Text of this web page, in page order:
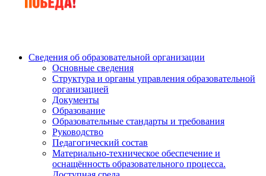
Сведения об образовательной организации
Основные сведения
Структура и органы управления образовательной
организацией
Документы
Образование
Образовательные стандарты и требования
Руководство
Педагогический состав
Материально-техническое обеспечение и
оснащённость образовательного процесса.